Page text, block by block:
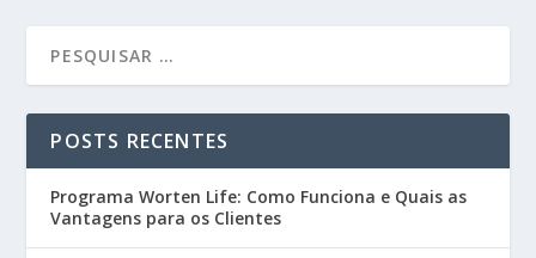
POSTS RECENTES
Programa Worten Life: Como Funciona e Quais as
Vantagens para os Clientes